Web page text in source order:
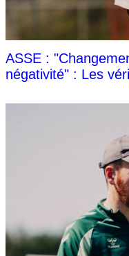
ASSE :
négativité" : Les